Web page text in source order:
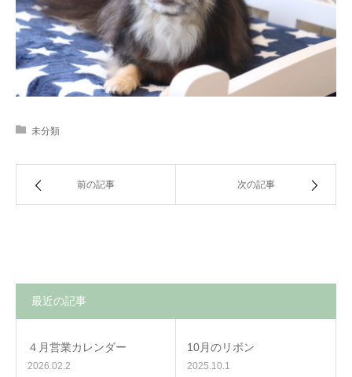
未分類
前の記事 次の記事
最近の記事
４月営業カレンダー
2026.02.2
10月のリボン
2025.10.1